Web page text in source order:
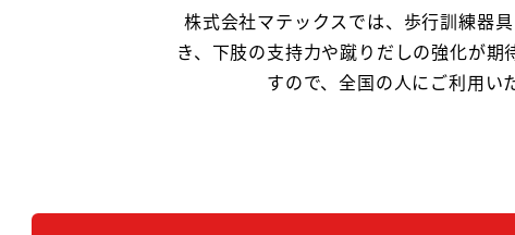
株式会社マテックスでは、歩行訓練器
き、下肢の支持力や蹴りだしの強化が
すので、全国の人にご利用い